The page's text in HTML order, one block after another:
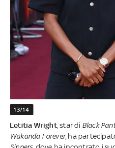
13/14
Letitia Wright, star di Black
Wakanda Forever, ha